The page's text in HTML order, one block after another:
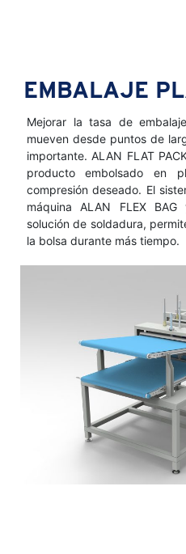
EMBALAJE
Mejorar la tasa de
mueven desde puntos de
importante. ALAN FLAT
producto embolsado en
compresión deseado. El
máquina ALAN FLEX
solución de soldadura,
la bolsa durante más tiempo.